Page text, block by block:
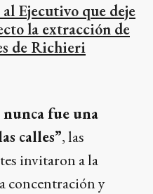
Ejecutivo que deje
la extracción de
de Richieri
fue una
calles”, las
invitaron a la
concentración y